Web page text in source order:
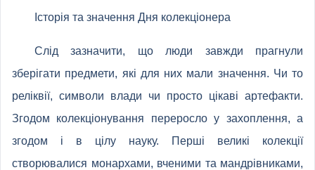
Історія та значення Дня колекціонера
Слід зазначити, що люди завжди прагнули
зберігати предмети, які для них мали значення. Чи то
реліквії, символи влади чи просто цікаві артефакти.
Згодом колекціонування переросло у захоплення, а
згодом і в цілу науку. Перші великі колекції
створювалися монархами, вченими та мандрівниками,